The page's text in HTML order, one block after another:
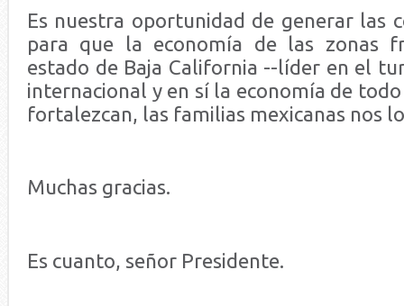
Es nuestra oportunidad de generar las
para que la economía de las zonas
estado de Baja California --líder en el
internacional y en sí la economía de
fortalezcan, las familias mexicanas nos
Muchas gracias.
Es cuanto, señor Presidente.